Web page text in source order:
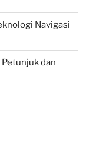
Navigasi
dan